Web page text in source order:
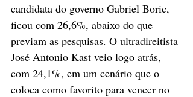
candidata do governo Gabriel Boric,
ficou com 26,6%, abaixo do que
previam as pesquisas. O ultradireitista
José Antonio Kast veio logo atrás,
com 24,1%, em um cenário que o
coloca como favorito para vencer no